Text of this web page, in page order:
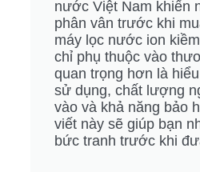
nước Việt Nam khiến
phân vân trước khi
máy lọc nước ion
chỉ phụ thuộc vào
quan trọng hơn là
sử dụng, chất lượng
vào và khả năng bảo
viết này sẽ giúp bạn
bức tranh trước khi